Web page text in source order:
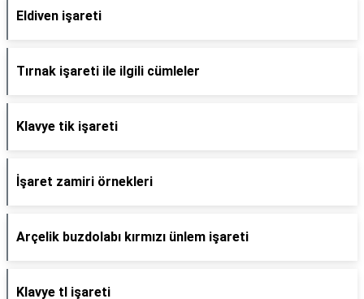
Eldiven işareti
Tırnak işareti ile ilgili cümleler
Klavye tik işareti
İşaret zamiri örnekleri
Arçelik buzdolabı kırmızı ünlem işareti
Klavye tl işareti